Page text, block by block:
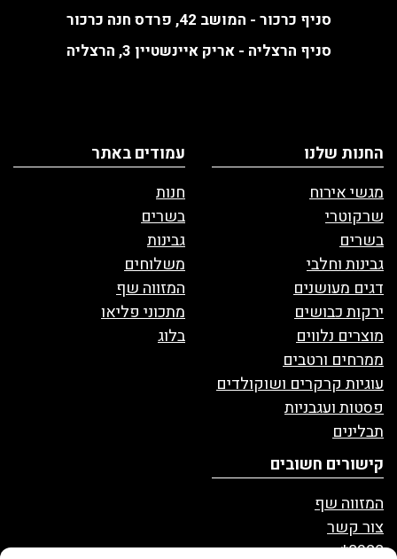
סניף כרכור - המושב 42, פרדס חנה כרכור
סניף הרצליה - אריק איינשטיין 3, הרצליה
החנות שלנו
מגשי אירוח
שרקוטרי
בשרים
גבינות וחלבי
דגים מעושנים
ירקות כבושים
מוצרים נלווים
ממרחים ורטבים
עוגיות קרקרים ושוקולדים
פסטות ועגבניות
תבלינים
עמודים באתר
חנות
בשרים
גבינות
משלוחים
המזווה שף
מתכוני פליאו
בלוג
קישורים חשובים
המזווה שף
צור קשר
8328*